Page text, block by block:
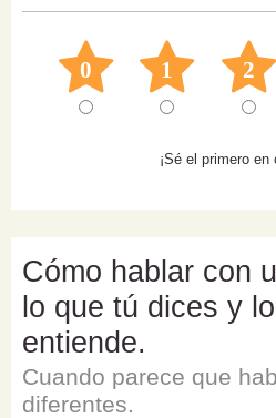
0 1 2
¡Sé el primero en
Cómo hablar con
lo que tú dices y
entiende.
Cuando parece que
diferentes.